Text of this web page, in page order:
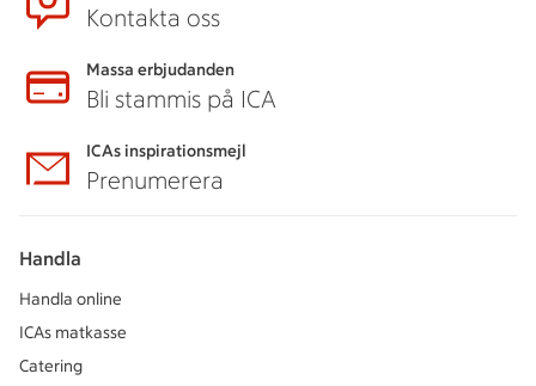
Kontakta oss
Massa erbjudanden
Bli stammis på ICA
ICAs inspirationsmejl
Prenumerera
Handla
Handla online
ICAs matkasse
Catering